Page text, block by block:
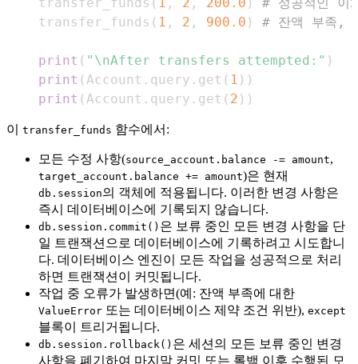
    transfer_funds
( 1 , 2 , 900.0 ) # 잔액 부족,
print ( "\nAfter transfers attempted:" )
print (Account . query . get ( 1 ) )
print (Account . query . get ( 2 ) )
이 transfer_funds 함수에서:
모든 수정 사항(source_account.balance -= amount,
target_account.balance += amount)은 현재
db.session의 객체에 적용됩니다. 이러한 변경 사항은
즉시 데이터베이스에 기록되지 않습니다.
db.session.commit() 은 보류 중인 모든 변경 사항을 단
일 트랜잭션으로 데이터베이스에 기록하려고 시도합니
다. 데이터베이스 엔진이 모든 작업을 성공적으로 처리
하면 트랜잭션이 커밋됩니다.
작업 중 오류가 발생하면(예: 잔액 부족에 대한
ValueError 또는 데이터베이스 제약 조건 위반), except
블록이 트리거됩니다.
db.session.rollback() 은 세션의 모든 보류 중인 변경
사항을 폐기하여 마지막 커밋 또는 롤백 이후 수행된 모